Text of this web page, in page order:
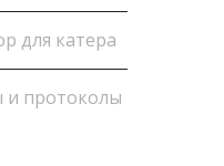
для катера
и протоколы